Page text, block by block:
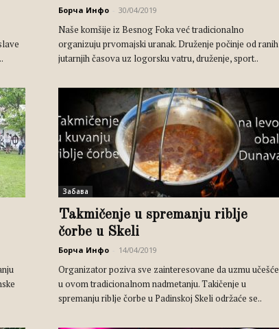
Борча Инфо 30/04/2019
Naše komšije iz Besnog Foka već tradicionalno
organizuju prvomajski uranak. Druženje počinje od ranih
jutarnjih časova uz logorsku vatru, druženje, sport..
Забава
Takmičenje u spremanju riblje
čorbe u Skeli
Борча Инфо 14/04/2019
Organizator poziva sve zainteresovane da uzmu učešće
u ovom tradicionalnom nadmetanju. Takičenje u
spremanju riblje čorbe u Padinskoj Skeli održaće se..